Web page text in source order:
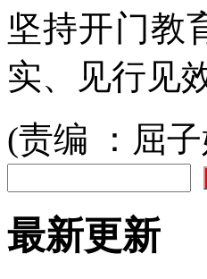
坚持开门教
实、见行见
(责编 ：屈
最新更新